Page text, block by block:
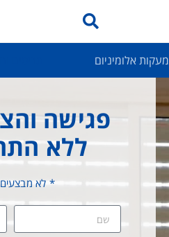
מעקות אלומיניום
פגישה
ללא
* לא מבצעים